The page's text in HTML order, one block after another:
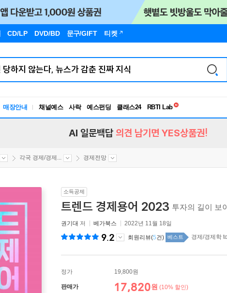
CD/LP DVD/BD 문구/GIFT 티켓
매장안내 채널예스 사락 예스펀딩 클래스24
RBTI Lab
독서유형검사
AI 일문백답 의견 남기면 YES상품권!
각국 경제/경제... 경제전망
소득공제
트렌드 경제용어 2023 투자의 길이 보
권기대 저 베가북스 2022년 11월 18일
9.2 회원리뷰(5건) 베스트 경제/경제학
정가 19,800원
판매가 17,820원 (10% 할인)